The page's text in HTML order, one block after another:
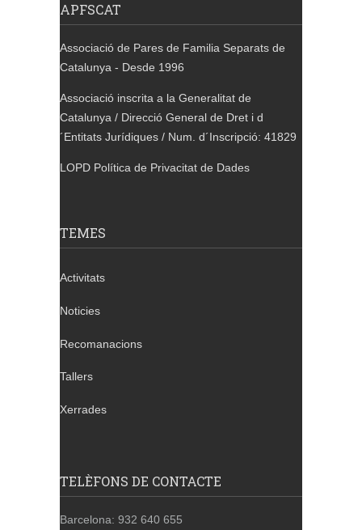
APFSCAT
Associació de Pares de Familia Separats de
Catalunya - Desde 1996
Associació inscrita a la Generalitat de
Catalunya / Direcció General de Dret i d
´Entitats Jurídiques / Num. d´Inscripció: 41829
LOPD Política de Privacitat de Dades
TEMES
Activitats
Noticies
Recomanacions
Tallers
Xerrades
TELÈFONS DE CONTACTE
Barcelona: 932 640 655